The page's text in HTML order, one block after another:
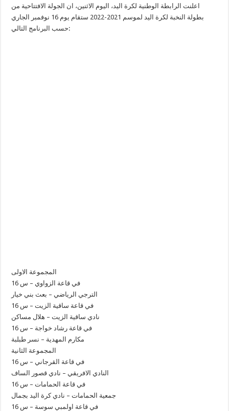
اعلنت الرابطة الوطنية لكرة اليد، اليوم الاثنين، ان الجولة الافتتاحية من
بطولة النخبة لكرة اليد لموسم 2021-2022 ستقام يوم 16 نوفمبر الجاري
حسب البرنامج التالي:
المجموعة الاولى
في قاعة الزواوي – س 16
الترجي الرياضي – بعث بني خيار
في قاعة ساقية الزيت – س 16
نادي ساقية الزيت – هلال مساكن
في قاعة رشاد خواجة – س 16
مكارم المهدية – نسر طبلبة
المجموعة الثانية
في قاعة القرجاني – س 16
النادي الافريقي – نادي قصور الساف
في قاعة الحمامات – س 16
جمعية الحمامات – نادي كرة اليد بجمال
في قاعة اولمبي سوسة – س 16